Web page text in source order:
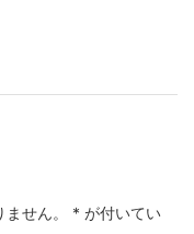
せん。 * が付いてい